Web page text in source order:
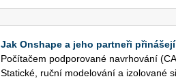
Jak Onshape a jeho partneři
Po­čí­ta­čem pod­po­ro­va­né na­vr­ho­vá­ní
Sta­tic­ké, ruční mo­de­lo­vá­ní a izo­lo­va­né